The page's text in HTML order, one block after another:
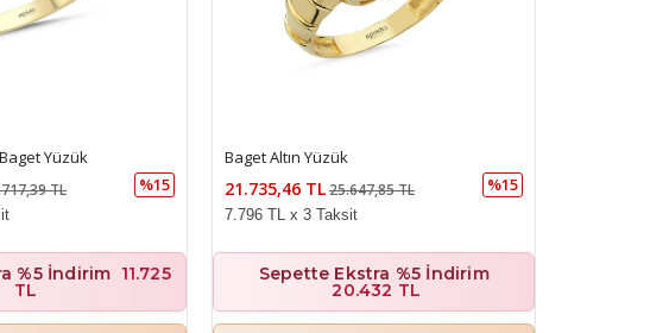
Yüzük
TL %15
%5 İndirim 11.725
TL
Baget Altın Yüzük
21.735,46 TL25.647,85 TL %15
7.796 TL x 3 Taksit
Sepette Ekstra %5 İndirim
20.432 TL